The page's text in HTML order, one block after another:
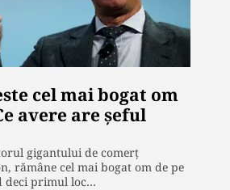
cel mai bogat om
avere are șeful
gigantului de comerț
rămâne cel mai bogat om de pe
deci primul loc…